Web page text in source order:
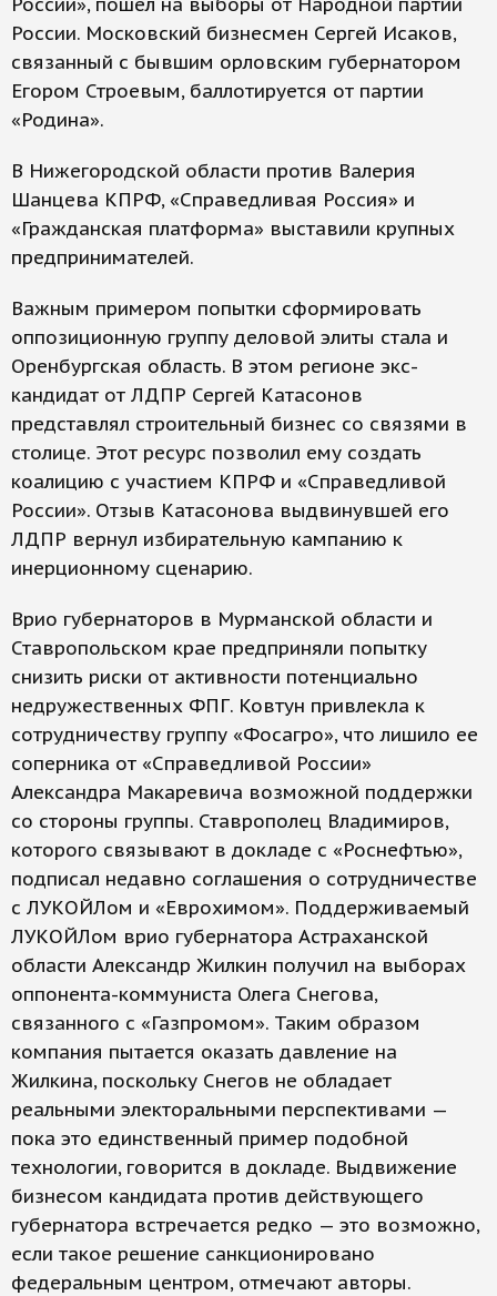
России. Московский бизнесмен Сергей Исаков,
связанный с бывшим орловским губернатором
Егором Строевым, баллотируется от партии
«Родина».
В Нижегородской области против Валерия
Шанцева КПРФ, «Справедливая Россия» и
«Гражданская платформа» выставили крупных
предпринимателей.
Важным примером попытки сформировать
оппозиционную группу деловой элиты стала и
Оренбургская область. В этом регионе экс-
кандидат от ЛДПР Сергей Катасонов
представлял строительный бизнес со связями в
столице. Этот ресурс позволил ему создать
коалицию с участием КПРФ и «Справедливой
России». Отзыв Катасонова выдвинувшей его
ЛДПР вернул избирательную кампанию к
инерционному сценарию.
Врио губернаторов в Мурманской области и
Ставропольском крае предприняли попытку
снизить риски от активности потенциально
недружественных ФПГ. Ковтун привлекла к
сотрудничеству группу «Фосагро», что лишило ее
соперника от «Справедливой России»
Александра Макаревича возможной поддержки
со стороны группы. Ставрополец Владимиров,
которого связывают в докладе с «Роснефтью»,
подписал недавно соглашения о сотрудничестве
с ЛУКОЙЛом и «Еврохимом». Поддерживаемый
ЛУКОЙЛом врио губернатора Астраханской
области Александр Жилкин получил на выборах
оппонента-коммуниста Олега Снегова,
связанного с «Газпромом». Таким образом
компания пытается оказать давление на
Жилкина, поскольку Снегов не обладает
реальными электоральными перспективами —
пока это единственный пример подобной
технологии, говорится в докладе. Выдвижение
бизнесом кандидата против действующего
губернатора встречается редко — это возможно,
если такое решение санкционировано
федеральным центром, отмечают авторы.